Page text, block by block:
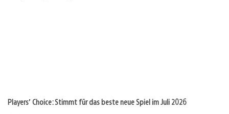
Players’ Choice: Stimmt für das beste neue Spiel im Juli 2026